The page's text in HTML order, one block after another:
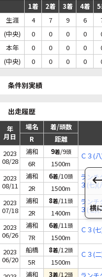
1着 2着 3着 4着
生涯
4 7 9 6
(中央)
0 0 0 0
本年
0 0 0 0
(中央)
0 0 0 0
条件別実績
出走履歴
年
月日
場名 着/頭数
R
距離
2023
08/28
浦和 9着/9頭 Ｃ３(
6R
1500m
2023
08/11
浦和 6着/10頭
ランチ
３(七)(
2R
1500m
2023
07/18
浦和 8着/11頭
ランチ
３(七)(
2R
1400m
2023
06/26
浦和 6着/11頭 Ｃ３(
7R
1500m
2023
06/20
船橋 8着/12頭 Ｃ３(
5R
1500m
浦和 3着/12頭